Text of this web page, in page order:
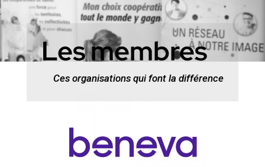
Les membres
Ces organisations qui font la différence